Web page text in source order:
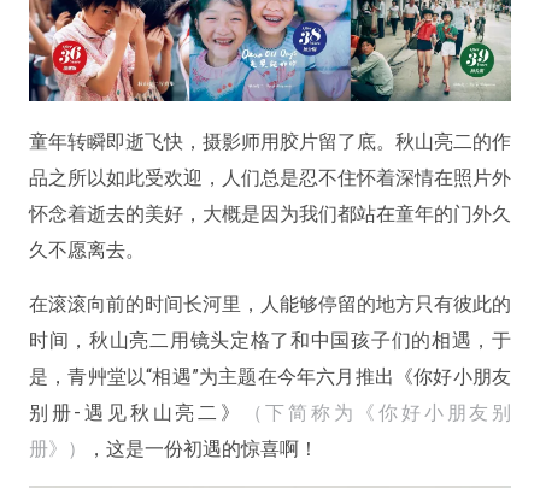
童年转瞬即逝飞快，摄影师用胶片留了底。秋山亮二的作
品之所以如此受欢迎，人们总是忍不住怀着深情在照片外
怀念着逝去的美好，大概是因为我们都站在童年的门外久
久不愿离去。
在滚滚向前的时间长河里，人能够停留的地方只有彼此的
时间，秋山亮二用镜头定格了和中国孩子们的相遇，于
是，青艸堂以“相遇”为主题在今年六月推出《你好小朋友
别册-遇见秋山亮二》
（下简称为《你好小朋友别
册》）
，这是一份初遇的惊喜啊！